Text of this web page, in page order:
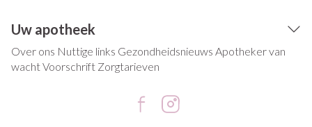
Uw apotheek
Over ons Nuttige links Gezondheidsnieuws Apotheker van
wachtVoorschrift Zorgtarieven